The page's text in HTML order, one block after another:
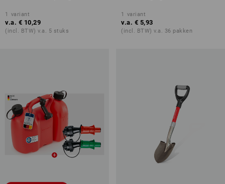
1 variant
v.a. € 10,29
(incl. BTW) v.a. 5 stuks
1 variant
v.a. € 5,93
(incl. BTW) v.a. 36 pakken